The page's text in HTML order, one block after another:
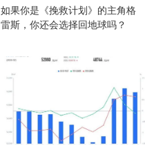
如果你是《挽救计划》的主角格
雷斯，你还会选择回地球吗？